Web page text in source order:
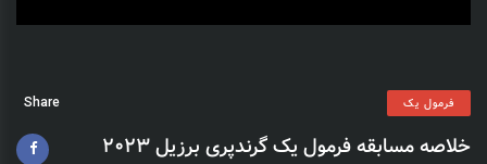
Share فرمول یک
خلاصه مسابقه فرمول یک گرندپری برزیل 2023